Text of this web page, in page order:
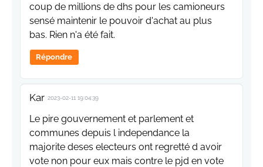
coup de millions de dhs pour les camioneurs
sensé maintenir le pouvoir d'achat au plus
bas. Rien n'a été fait.
Répondre
Kar 2023-02-11 19:04:39
Le pire gouvernement et parlement et
communes depuis l independance la
majorite deses electeurs ont regretté d avoir
vote non pour eux mais contre le pjd en vote